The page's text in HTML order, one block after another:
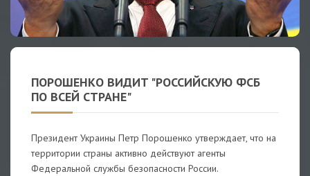
ПОРОШЕНКО ВИДИТ "РОССИЙСКУЮ ФСБ
ПО ВСЕЙ СТРАНЕ"
Президент Украины Петр Порошенко утверждает, что на
территории страны активно действуют агенты
Федеральной службы безопасности России.